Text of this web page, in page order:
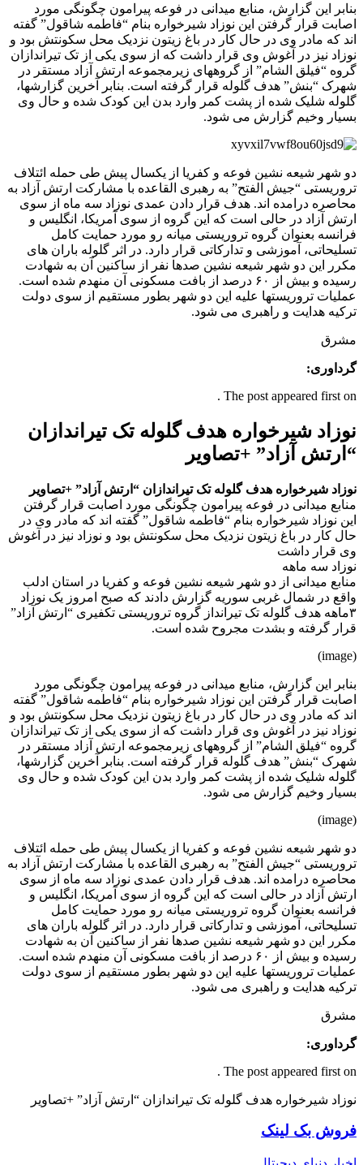
بنابر این گزارش، منابع میدانی در فوعه پیرامون چگونگی مورد
اصابت قرار گرفتن این نوزاد شیرخواره بنام “فاطمه شاقول” گفته
اند که مادر وی در حال کار در باغ زیتون نزدیک محل سکونتش بود و
نوزاد نیز در آغوش وی قرار داشت که از سوی یکی از تک تیراندازان
گروه “فیلق الشام” از گروههای زیرمجموعه ارتش آزاد مستقر در
شهرک “بنش” هدف گلوله قرار گرفته است. بنابر آخرین گزارشها،
گلوله شلیک شده از پشت کمر وارد بدن این کودک شده و حال وی
بسیار وخیم گزارش می شود.
دو شهر شیعه نشین فوعه و کفریا از یکسال پیش طی حمله ائتلاف
تروریستی “جیش الفتح” به رهبری القاعده با مشارکت ارتش آزاد به
محاصره درامده اند. هدف قرار دادن عمدی نوزاد سه ماه از سوی
ارتش آزاد در حالی است که این گروه از سوی آمریکا، انگلیس و
فرانسه بعنوان گروه تروریستی میانه رو مورد حمایت کامل
تسلیحاتی، آموزشی و تدارکاتی قرار دارد. در اثر گلوله باران های
مکرر این دو شهر شیعه نشین صدها نفر از ساکنین آن به شهادت
رسیده و بیش از ۶۰ درصد از بافت مسکونی آن منهدم شده است.
عملیات تروریستها علیه این دو شهر بطور مستقیم از سوی دولت
ترکیه هدایت و راهبری می شود.
مشرق
گرداوری:
The post appeared first on .
نوزاد شیرخواره هدف گلوله تک تیراندازان
“ارتش آزاد” +تصاویر
نوزاد شیرخواره هدف گلوله تک تیراندازان “ارتش آزاد” +تصاویر
منابع میدانی در فوعه پیرامون چگونگی مورد اصابت قرار گرفتن
این نوزاد شیرخواره بنام “فاطمه شاقول” گفته اند که مادر وی در
حال کار در باغ زیتون نزدیک محل سکونتش بود و نوزاد نیز در آغوش
وی قرار داشت
نوزاد سه ماهه
منابع میدانی از دو شهر شیعه نشین فوعه و کفریا در استان ادلب
واقع در شمال غربی سوریه گزارش دادند که صبح امروز یک نوزاد
۳ماهه هدف گلوله تک تیرانداز گروه تروریستی تکفیری “ارتش آزاد”
قرار گرفته و بشدت مجروح شده است.
(image)
بنابر این گزارش، منابع میدانی در فوعه پیرامون چگونگی مورد
اصابت قرار گرفتن این نوزاد شیرخواره بنام “فاطمه شاقول” گفته
اند که مادر وی در حال کار در باغ زیتون نزدیک محل سکونتش بود و
نوزاد نیز در آغوش وی قرار داشت که از سوی یکی از تک تیراندازان
گروه “فیلق الشام” از گروههای زیرمجموعه ارتش آزاد مستقر در
شهرک “بنش” هدف گلوله قرار گرفته است. بنابر آخرین گزارشها،
گلوله شلیک شده از پشت کمر وارد بدن این کودک شده و حال وی
بسیار وخیم گزارش می شود.
(image)
دو شهر شیعه نشین فوعه و کفریا از یکسال پیش طی حمله ائتلاف
تروریستی “جیش الفتح” به رهبری القاعده با مشارکت ارتش آزاد به
محاصره درامده اند. هدف قرار دادن عمدی نوزاد سه ماه از سوی
ارتش آزاد در حالی است که این گروه از سوی آمریکا، انگلیس و
فرانسه بعنوان گروه تروریستی میانه رو مورد حمایت کامل
تسلیحاتی، آموزشی و تدارکاتی قرار دارد. در اثر گلوله باران های
مکرر این دو شهر شیعه نشین صدها نفر از ساکنین آن به شهادت
رسیده و بیش از ۶۰ درصد از بافت مسکونی آن منهدم شده است.
عملیات تروریستها علیه این دو شهر بطور مستقیم از سوی دولت
ترکیه هدایت و راهبری می شود.
مشرق
گرداوری:
The post appeared first on .
نوزاد شیرخواره هدف گلوله تک تیراندازان “ارتش آزاد” +تصاویر
فروش بک لینک